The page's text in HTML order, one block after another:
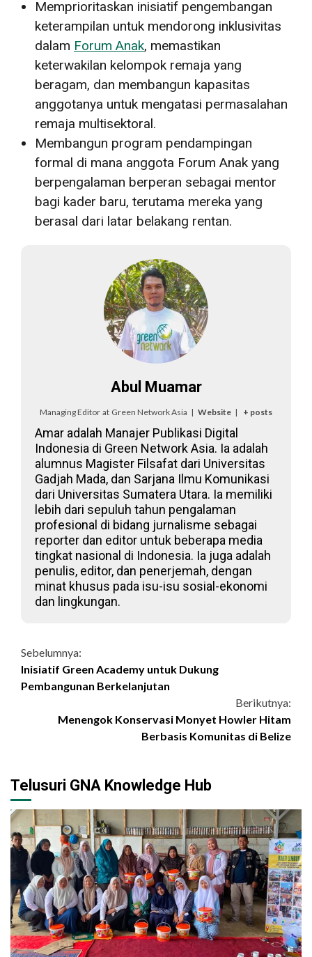
Memprioritaskan inisiatif pengembangan
keterampilan untuk mendorong inklusivitas
dalam Forum Anak, memastikan
keterwakilan kelompok remaja yang
beragam, dan membangun kapasitas
anggotanya untuk mengatasi permasalahan
remaja multisektoral.
Membangun program pendampingan
formal di mana anggota Forum Anak yang
berpengalaman berperan sebagai mentor
bagi kader baru, terutama mereka yang
berasal dari latar belakang rentan.
Abul Muamar
Managing Editor at Green Network Asia | Website | + posts
Amar adalah Manajer Publikasi Digital
Indonesia di Green Network Asia. Ia adalah
alumnus Magister Filsafat dari Universitas
Gadjah Mada, dan Sarjana Ilmu Komunikasi
dari Universitas Sumatera Utara. Ia memiliki
lebih dari sepuluh tahun pengalaman
profesional di bidang jurnalisme sebagai
reporter dan editor untuk beberapa media
tingkat nasional di Indonesia. Ia juga adalah
penulis, editor, dan penerjemah, dengan
minat khusus pada isu-isu sosial-ekonomi
dan lingkungan.
Continue
Reading
Sebelumnya:
Inisiatif Green Academy untuk Dukung
Pembangunan Berkelanjutan
Berikutnya:
Menengok Konservasi Monyet Howler Hitam
Berbasis Komunitas di Belize
Telusuri GNA Knowledge Hub